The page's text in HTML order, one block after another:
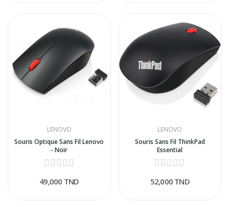
LENOVO
Souris Optique Sans Fil Lenovo
- Noir
49,000 TND
LENOVO
Souris Sans Fil ThinkPad
Essential
52,000 TND